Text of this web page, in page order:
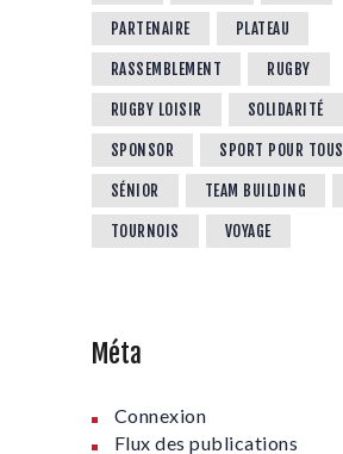
PARTENAIRE PLATEAU
RASSEMBLEMENT RUGBY
RUGBY LOISIR SOLIDARITÉ
SPONSOR SPORT POUR TOUS
SÉNIOR TEAM BUILDING
TOURNOIS VOYAGE
Méta
Connexion
Flux des publications